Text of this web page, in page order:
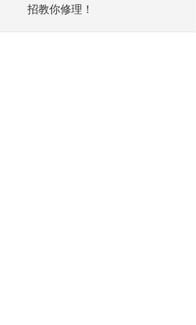
招教你修理！